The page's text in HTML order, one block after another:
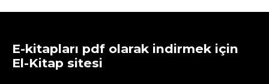
E-kitapları pdf olarak indirmek için
El-Kitap sitesi